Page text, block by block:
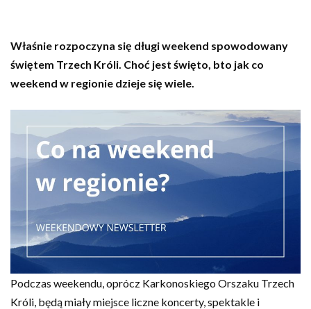
Właśnie rozpoczyna się długi weekend spowodowany
świętem Trzech Króli. Choć jest święto, bto jak co
weekend w regionie dzieje się wiele.
Podczas weekendu, oprócz Karkonoskiego Orszaku Trzech
Króli, będą miały miejsce liczne koncerty, spektakle i